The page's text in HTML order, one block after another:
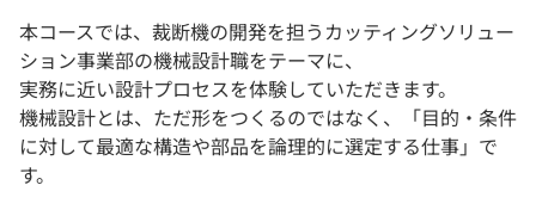
本コースでは、裁断機の開発を担うカッティングソリュー
ション事業部の機械設計職をテーマに、
実務に近い設計プロセスを体験していただきます。
機械設計とは、ただ形をつくるのではなく、「目的・条件
に対して最適な構造や部品を論理的に選定する仕事」で
す。